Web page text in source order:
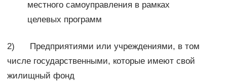
местного самоуправления в рамках
целевых программ
2) Предприятиями или учреждениями, в том
числе государственными, которые имеют свой
жилищный фонд